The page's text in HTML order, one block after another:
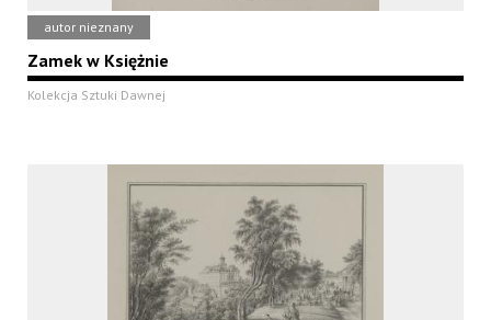
autor nieznany
Zamek w Księżnie
Kolekcja Sztuki Dawnej